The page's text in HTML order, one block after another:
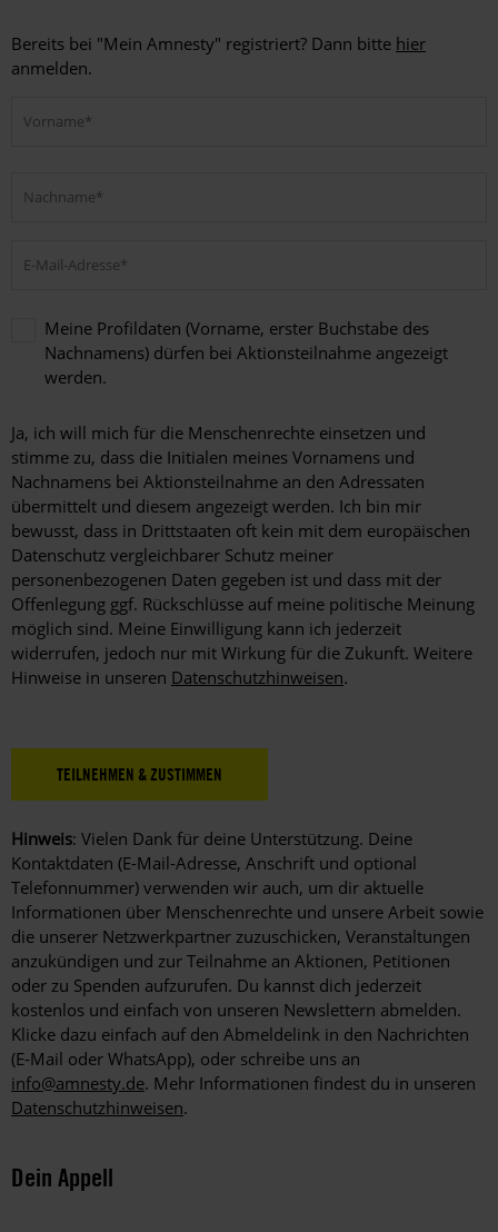
Bereits bei "Mein Amnesty" registriert? Dann bitte hier
anmelden.
Meine Profildaten (Vorname, erster Buchstabe des
Nachnamens) dürfen bei Aktionsteilnahme angezeigt
werden.
Profildaten
(Vorname,
erster
Buchstabe
des
Nachnamens)
dürfen
bei
Aktionsteilnahme
angezeigt
werden.
Ja, ich will mich für die Menschenrechte einsetzen und
stimme zu, dass die Initialen meines Vornamens und
Nachnamens bei Aktionsteilnahme an den Adressaten
übermittelt und diesem angezeigt werden. Ich bin mir
bewusst, dass in Drittstaaten oft kein mit dem europäischen
Datenschutz vergleichbarer Schutz meiner
personenbezogenen Daten gegeben ist und dass mit der
Offenlegung ggf. Rückschlüsse auf meine politische Meinung
möglich sind. Meine Einwilligung kann ich jederzeit
widerrufen, jedoch nur mit Wirkung für die Zukunft. Weitere
Hinweise in unseren Datenschutzhinweisen.
Hinweis: Vielen Dank für deine Unterstützung. Deine
Kontaktdaten (E-Mail-Adresse, Anschrift und optional
Telefonnummer) verwenden wir auch, um dir aktuelle
Informationen über Menschenrechte und unsere Arbeit sowie
die unserer Netzwerkpartner zuzuschicken, Veranstaltungen
anzukündigen und zur Teilnahme an Aktionen, Petitionen
oder zu Spenden aufzurufen. Du kannst dich jederzeit
kostenlos und einfach von unseren Newslettern abmelden.
Klicke dazu einfach auf den Abmeldelink in den Nachrichten
(E-Mail oder WhatsApp), oder schreibe uns an
info@amnesty.de. Mehr Informationen findest du in unseren
Datenschutzhinweisen.
Dein Appell